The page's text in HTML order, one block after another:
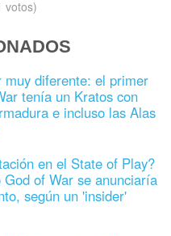
votos)
muy diferente: el primer
tenía un Kratos con
e incluso las Alas
en el State of Play?
God of War se anunciaría
según un 'insider'